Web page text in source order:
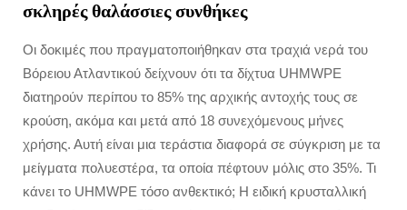
σκληρές θαλάσσιες συνθήκες
Οι δοκιμές που πραγματοποιήθηκαν στα τραχιά νερά του
Βόρειου Ατλαντικού δείχνουν ότι τα δίχτυα UHMWPE
διατηρούν περίπου το 85% της αρχικής αντοχής τους σε
κρούση, ακόμα και μετά από 18 συνεχόμενους μήνες
χρήσης. Αυτή είναι μια τεράστια διαφορά σε σύγκριση με τα
μείγματα πολυεστέρα, τα οποία πέφτουν μόλις στο 35%. Τι
κάνει το UHMWPE τόσο ανθεκτικό; Η ειδική κρυσταλλική